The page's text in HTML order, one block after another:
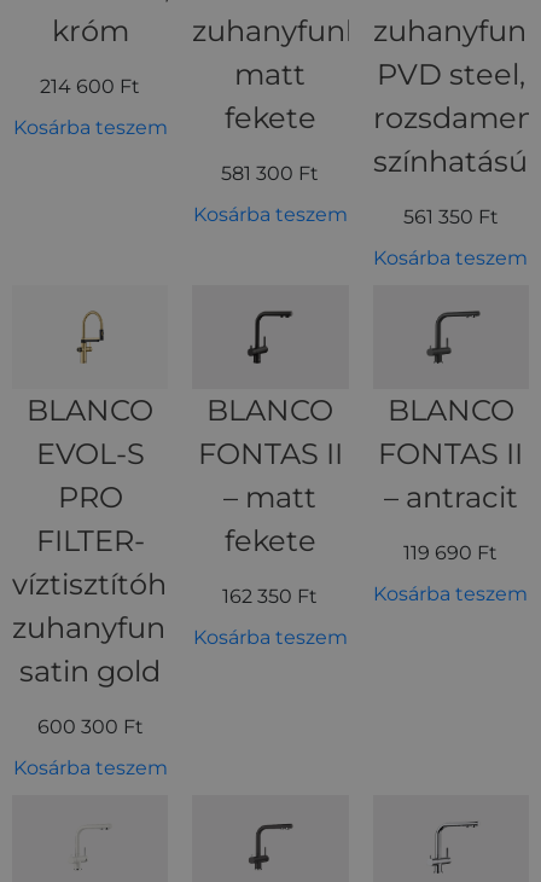
króm
214 600 Ft
Kosárba teszem
zuhanyfunkciós,
matt
fekete
581 300 Ft
Kosárba teszem
PVD steel,
színhatású
561 350 Ft
Kosárba teszem
BLANCO
EVOL-S
PRO
FILTER-
víztisztítóhoz,
zuhanyfunkciós,
satin gold
600 300 Ft
Kosárba teszem
BLANCO
FONTAS II
– matt
fekete
162 350 Ft
Kosárba teszem
BLANCO
FONTAS II
– antracit
119 690 Ft
Kosárba teszem